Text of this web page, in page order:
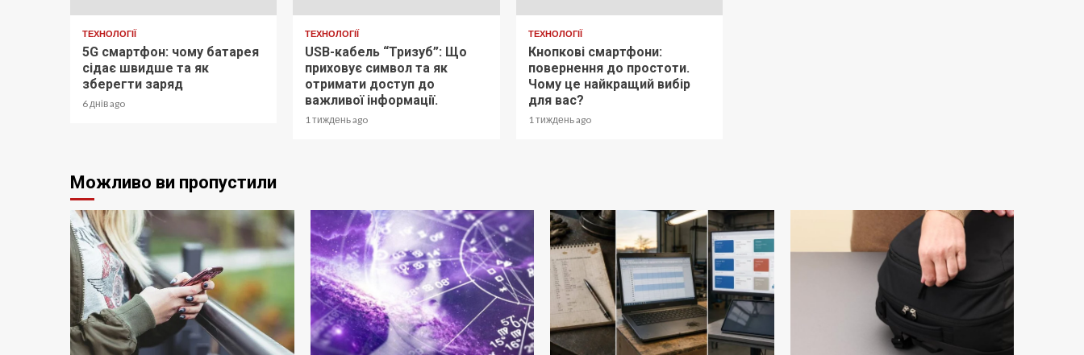
ТЕХНОЛОГІЇ
5G смартфон: чому батарея
сідає швидше та як
зберегти заряд
6 днів ago
ТЕХНОЛОГІЇ
USB-кабель “Тризуб”: Що
приховує символ та як
отримати доступ до
важливої інформації.
1 тиждень ago
ТЕХНОЛОГІЇ
Кнопкові смартфони:
повернення до простоти.
Чому це найкращий вибір
для вас?
1 тиждень ago
Можливо ви пропустили